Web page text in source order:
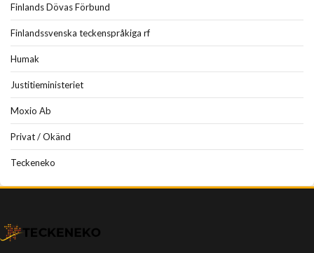
Finlands Dövas Förbund
Finlandssvenska teckenspråkiga rf
Humak
Justitieministeriet
Moxio Ab
Privat / Okänd
Teckeneko